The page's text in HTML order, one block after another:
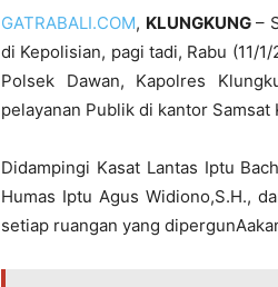
GATRABALI.COM, KLUNGKUNG–
di Kepolisian, pagi tadi, Rabu (11/
Polsek Dawan, Kapolres
pelayanan Publik di kantor Samsat
Didampingi Kasat Lantas Iptu
Humas Iptu Agus Widiono,S.H.,
setiap ruangan yang